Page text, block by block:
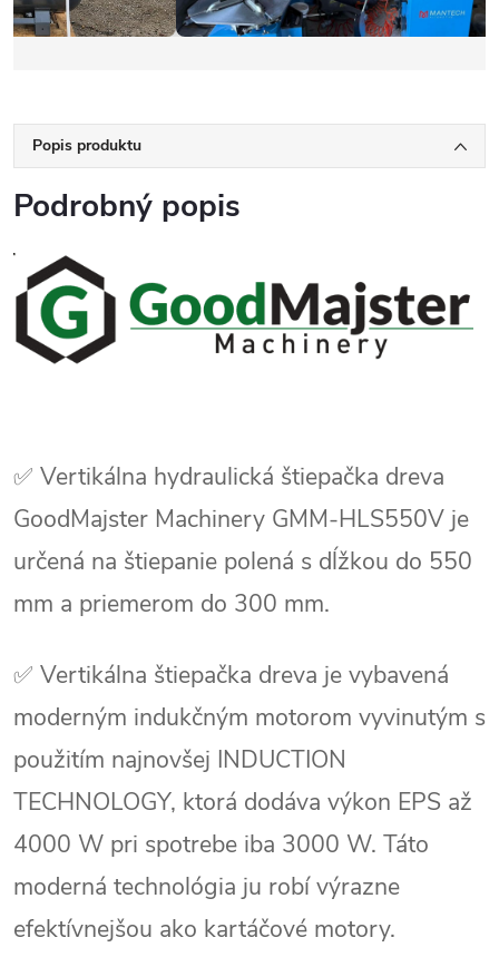
Popis produktu
Podrobný popis
✅ Vertikálna hydraulická štiepačka dreva
GoodMajster Machinery GMM-HLS550V je
určená na štiepanie polená s dĺžkou do 550
mm a priemerom do 300 mm.
✅ Vertikálna štiepačka dreva je vybavená
moderným indukčným motorom vyvinutým s
použitím najnovšej INDUCTION
TECHNOLOGY, ktorá dodáva výkon EPS až
4000 W pri spotrebe iba 3000 W. Táto
moderná technológia ju robí výrazne
efektívnejšou ako kartáčové motory.